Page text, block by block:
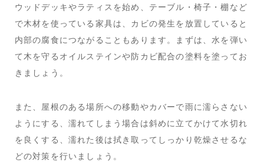
ウッドデッキやラティスを始め、テーブル・椅子・棚など
で木材を使っている家具は、カビの発生を放置していると
内部の腐食につながることもあります。まずは、水を弾い
て木を守るオイルステインや防カビ配合の塗料を塗ってお
きましょう。
また、屋根のある場所への移動やカバーで雨に濡らさない
ようにする、濡れてしまう場合は斜めに立てかけて水切れ
を良くする、濡れた後は拭き取ってしっかり乾燥させるな
どの対策を行いましょう。